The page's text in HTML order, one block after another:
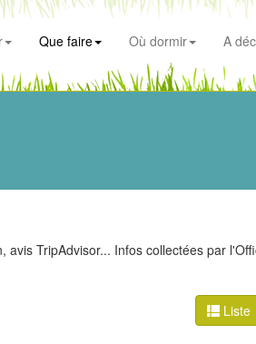
Que faire Où dormir A
avis TripAdvisor... Infos collectées par
Liste